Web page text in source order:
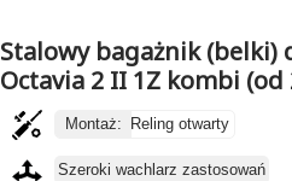
Stalowy bagażnik (belki)
Octavia 2 II 1Z kombi (od
Montaż: Reling otwarty
Szeroki wachlarz zastosowań